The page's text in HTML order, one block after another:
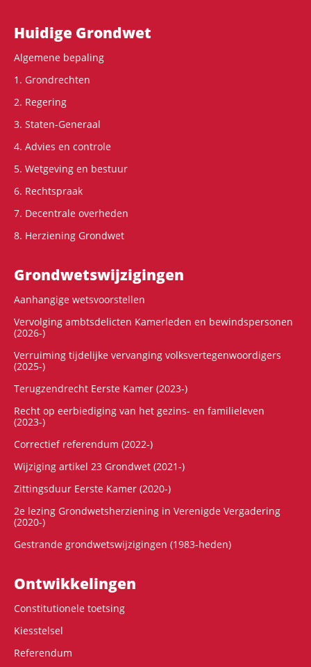
Hoofdnavigatie
Huidige Grondwet
Algemene bepaling
1. Grondrechten
2. Regering
3. Staten-Generaal
4. Advies en controle
5. Wetgeving en bestuur
6. Rechtspraak
7. Decentrale overheden
8. Herziening Grondwet
Grondwets­wijzigingen
Aanhangige wetsvoorstellen
Vervolging ambtsdelicten Kamerleden en bewindspersonen
(2026-)
Verruiming tijdelijke vervanging volksvertegenwoordigers
(2025-)
Terugzendrecht Eerste Kamer (2023-)
Recht op eerbiediging van het gezins- en familieleven
(2023-)
Correctief referendum (2022-)
Wijziging artikel 23 Grondwet (2021-)
Zittingsduur Eerste Kamer (2020-)
2e lezing Grondwetsherziening in Verenigde Vergadering
(2020-)
Gestrande grondwetswijzigingen (1983-heden)
Ontwikke­lingen
Constitutionele toetsing
Kiesstelsel
Referendum